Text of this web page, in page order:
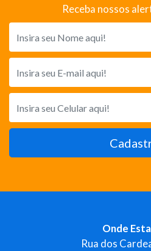
Receba nossos
Onde
Rua dos